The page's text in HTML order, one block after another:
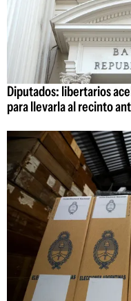
Diputados: libertarios
para llevarla al recinto